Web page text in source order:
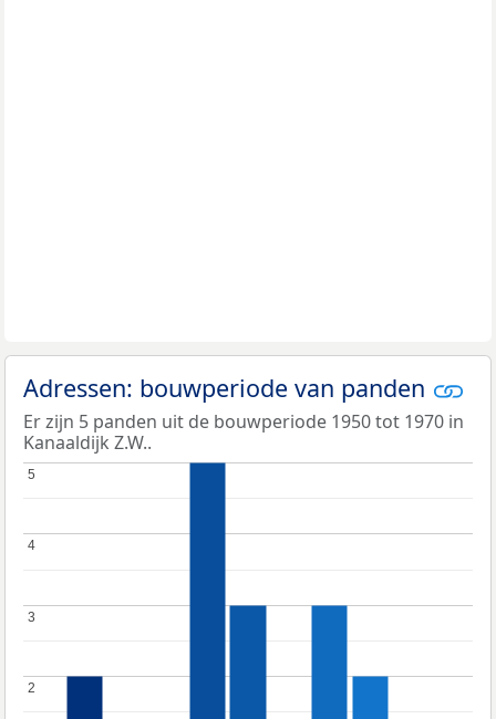
Adressen: bouwperiode van panden
Er zijn 5 panden uit de bouwperiode 1950 tot 1970 in
Kanaaldijk Z.W..
2
2
3
3
4
4
5
5